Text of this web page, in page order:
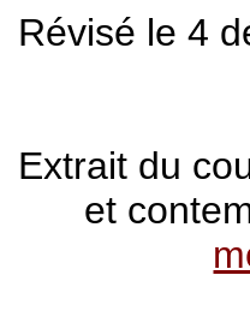
Révisé le 4
Extrait du
et